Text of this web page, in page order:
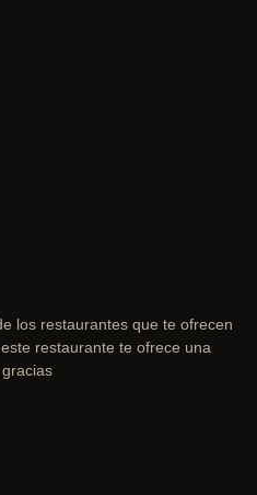
los restaurantes que te ofrecen
restaurante te ofrece una